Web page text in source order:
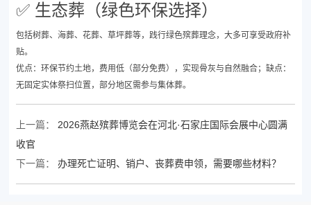
✅ 生态葬（绿色环保选择）
包括树葬、海葬、花葬、草坪葬等，践行绿色殡葬理念，大多可享受政府补
贴。
优点：环保节约土地，费用低（部分免费），实现骨灰与自然融合；缺点：
无固定实体祭扫位置，部分地区需参与集体葬。
上一篇： 2026燕赵殡葬博览会在河北·石家庄国际会展中心圆满
收官
下一篇：办理死亡证明、销户、丧葬费申领，需要哪些材料？